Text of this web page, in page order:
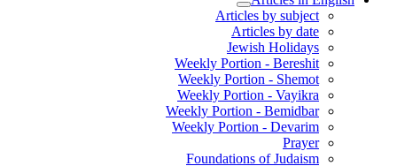
Articles by subject
Articles by date
Jewish Holidays
Weekly Portion - Bereshit
Weekly Portion - Shemot
Weekly Portion - Vayikra
Weekly Portion - Bemidbar
Weekly Portion - Devarim
Prayer
Foundations of Judaism